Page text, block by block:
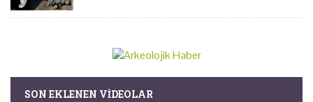
SON EKLENEN VIDEOLAR